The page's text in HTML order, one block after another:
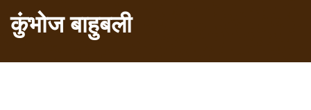
कुंभोज बाहुबली